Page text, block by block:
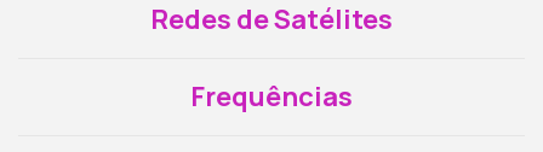
Redes de Satélites
Frequências